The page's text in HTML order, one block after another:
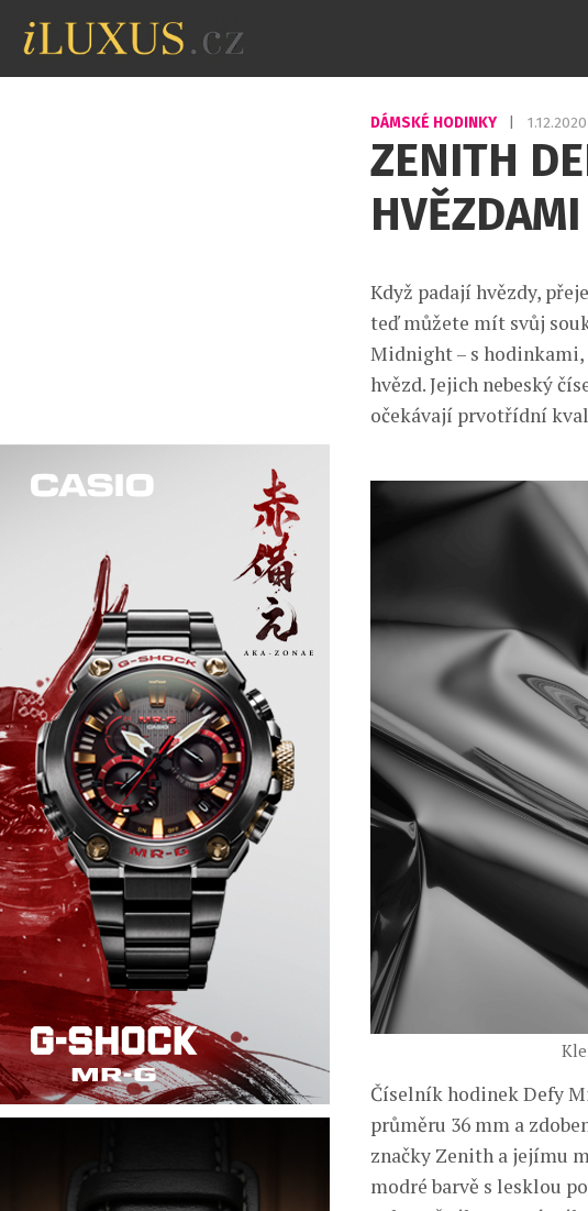
DÁMSKÉ HODINKY 1.12.2020
ZENITH
HVĚZDAMI
Když padají hvězdy,
teď můžete mít svůj
Midnight – s hodinkami,
hvězd. Jejich nebeský
očekávají prvotřídní
Číselník hodinek Defy
průměru 36 mm a
značky Zenith a jejímu
modré barvě s lesklou